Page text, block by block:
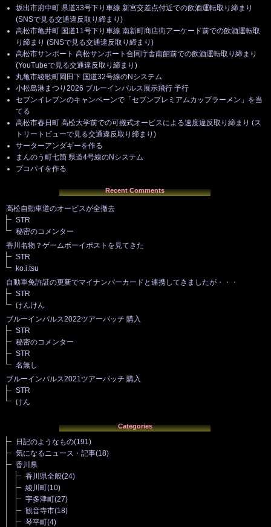
坂出市府中町 県道33号下り車線 新宮交差点付近での飲酒運転取り締まり
(SNSで見る交通違反取り締まり)
高松市亀井町 国道11号下り車線 南新町商店街アーケード前での飲酒運転取
り締まり (SNSで見る交通違反取り締まり)
高松市サンポート 高松サンポート合同庁舎南館前での飲酒運転取り締まり
(YouTubeで見る交通違反取り締まり)
丸亀市綾歌町岡田下 国道32号線のNシステム
小松島港まつり2026 ブルーインパルス展示飛行 予行
セブンイレブンのキャンペーンで「セブンプレミアムカップラーメン」を当
てる
高松市春日町 高松大学前での可搬式オービスによる速度違反取り締まり (ス
トリートビューで見る交通違反取り締まり)
サーターアンダギーを作る
まんのう町七箇 県道4号線のNシステム
ブコパイを作る
Recent Comments
高松自動車道のオービスが全撤去
STR
秘密のコメンター
香川名物？ゲームボーイポストを見てきた
STR
ko.i.tsu
自動車免許証の更新でマイナンバーカードと連携してきましたが・・・
STR
けんけん
ブルーインパルス2022ツアーパッチ 購入
STR
秘密のコメンター
STR
名無し
ブルーインパルス2021ツアーパッチ 購入
STR
けん
Categories
日記のようなもの(191)
気になるニュース・記事(18)
香川県
香川県全般(24)
綾川町(10)
宇多津町(27)
観音寺市(18)
琴平町(4)